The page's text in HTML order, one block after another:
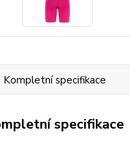
Kompletní specifikace
specifikace